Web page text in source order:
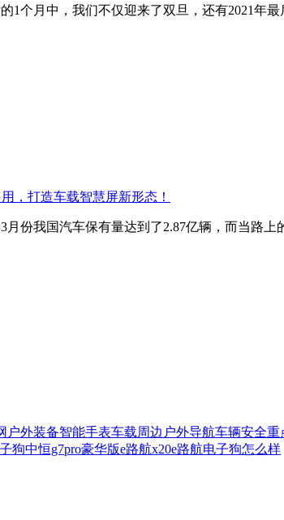
1个月中，我们不仅迎来了双旦，还有2021年
，打造车载智慧屏新形态！
月份我国汽车保有量达到了2.87亿辆，而当路
户外装备智能手表车载周边 户外导航车辆安全重
狗中恒g7pro豪华版e路航x20e路航电子狗怎么样